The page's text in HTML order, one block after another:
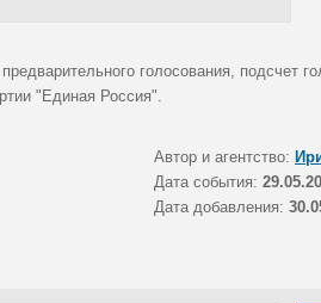
голосования, подсчет
"Единая Россия".
Автор и агентство:
Дата события:
Дата добавления: